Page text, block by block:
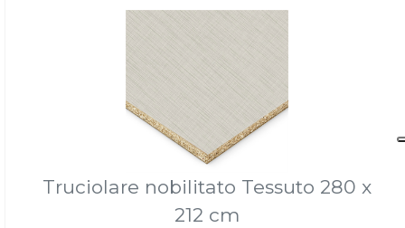
Truciolare nobilitato Tessuto 280 x
212 cm